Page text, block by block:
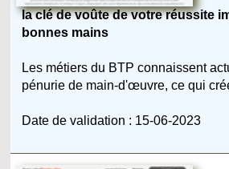
la clé de voûte de votre réussite
bonnes mains
Les métiers du BTP connaissent
pénurie de main-d'œuvre, ce qui
Date de validation : 15-06-2023